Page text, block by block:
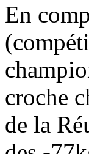
En
croche
de la